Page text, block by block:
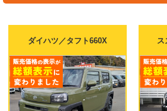
スズキ／ワゴンR660FX